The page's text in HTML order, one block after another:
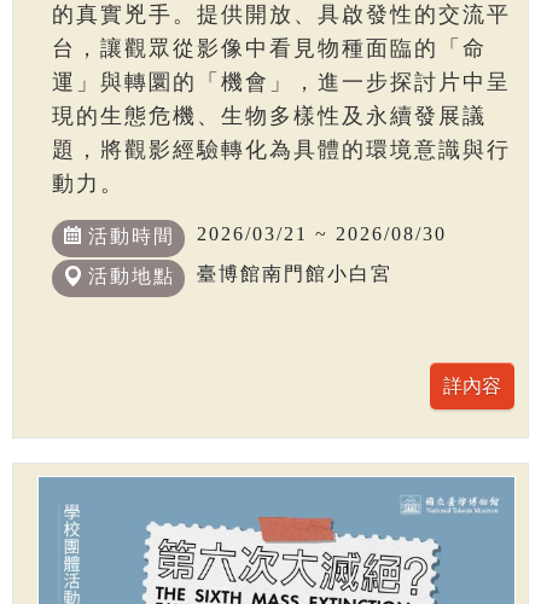
的真實兇手。提供開放、具啟發性的交流平
台，讓觀眾從影像中看見物種面臨的「命
運」與轉圜的「機會」，進一步探討片中呈
現的生態危機、生物多樣性及永續發展議
題，將觀影經驗轉化為具體的環境意識與行
動力。
活動時間 2026/03/21 ~ 2026/08/30
活動地點 臺博館南門館小白宮